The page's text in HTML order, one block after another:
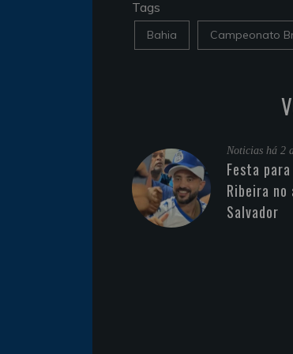
Tags
Bahia Campeonato
Noticias há 2
Festa
Ribeira
Salvador